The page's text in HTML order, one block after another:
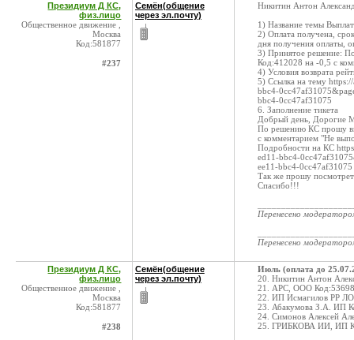
Президиум Д КС,
физ.лицо
Общественное движение ,
Москва
Код:581877
#237
Семён(общение
через эл.почту)
Никитин Антон
1) Название темы
2) Оплата получена,
дня получения оплаты,
3) Принятое решение:
Код:412028 на -0,5 с
4) Условия возврата
5) Ссылка на тему
bbc4-
bbc4-0cc47af31075
6. Заполнение тикета
Добрый день, Дорогие
По решению КС прошу
с комментарием "Не
Подробности на КС
ed11-bbc4-
ee11-bbc4-0cc47af31075
Так же прошу
Спасибо!!!
Перенесено
Перенесено
Президиум Д КС,
физ.лицо
Общественное движение ,
Москва
Код:581877
#238
Семён(общение
через эл.почту)
Июль (оплата до
20. Никитин Антон
21. АРС, ООО
22. ИП Исмагилов РР
23. Абакумова З.А. ИП
24. Симонов Алексей
25. ГРИБКОВА ИИ, ИП